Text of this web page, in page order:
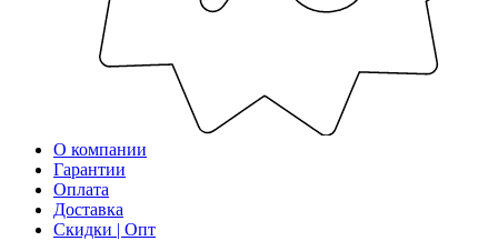
О компании
Гарантии
Оплата
Доставка
Скидки | Опт